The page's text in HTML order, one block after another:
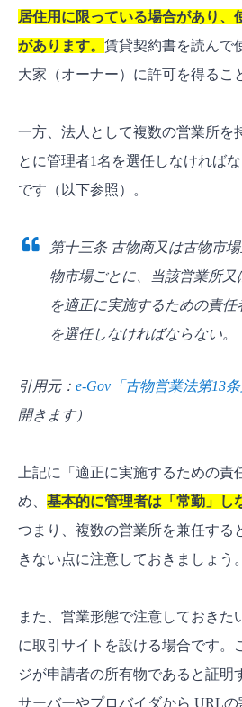
居住用に限っている場合があり、
があります。 賃貸契約書を読んで
大家（オーナー）に許可を得るこ
一方、法人として複数の営業所を
とに管理者1名を選任しなければ
です（以下参照）。
第十三条 古物商又は古物市
物市場ごとに、当該営業所
を適正に実施するための責任
を選任しなければならない。
引用元： e-Gov「古物営業法第13条
開きます）
上記に「適正に実施するための責
め、 基本的に管理者は「常勤」し
つまり、複数の営業所を兼任する
きない点に注意しておきましょう。
また、営業形態で注意しておきた
に取引サイトを設ける場合です。
ジが申請者の所有物であると証明
サーバーやプロバイダから URL